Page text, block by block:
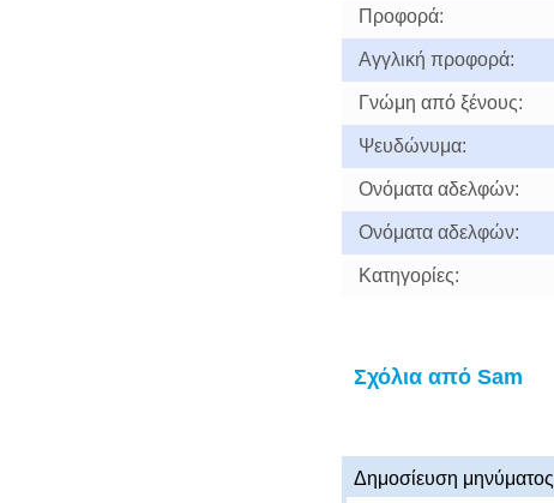
Προφορά:
Αγγλική προφορά:
Γνώμη από ξένους:
Ψευδώνυμα:
Ονόματα αδελφών:
Ονόματα αδελφών:
Κατηγορίες:
Σχόλια από Sam
Δημοσίευση μηνύματος